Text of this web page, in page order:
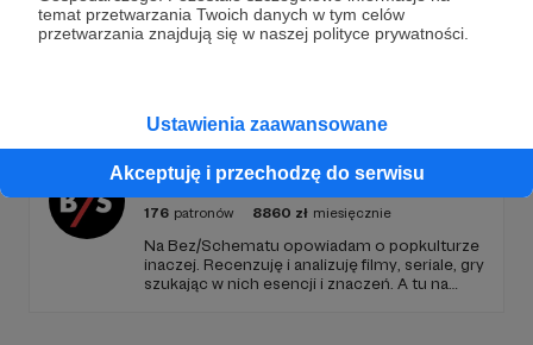
temat przetwarzania Twoich danych w tym celów
przetwarzania znajdują się w naszej polityce prywatności.
Ustawienia zaawansowane
Akceptuję i przechodzę do serwisu
378 patronów 13190 zł miesięcznie
Witam Szanownych Gości! Jam jest
sesji oraz coraz więcej materiałów
poradnikowych dla MG i graczy. Oby nam się!
Bez/Schematu
176 patronów 8860 zł miesięcznie
Na Bez/Schematu opowiadam o popkulturze
inaczej. Recenzuję i analizuję filmy, seriale, gry
szukając w nich esencji i znaczeń. A tu na